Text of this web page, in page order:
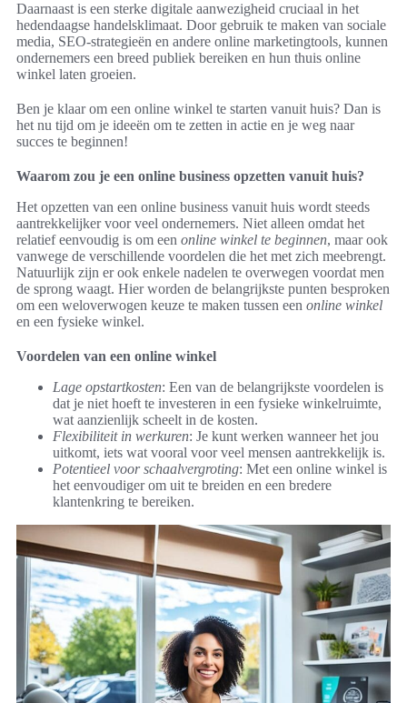
Daarnaast is een sterke digitale aanwezigheid cruciaal in het
hedendaagse handelsklimaat. Door gebruik te maken van sociale
media, SEO-strategieën en andere online marketingtools, kunnen
ondernemers een breed publiek bereiken en hun thuis online
winkel laten groeien.
Ben je klaar om een online winkel te starten vanuit huis? Dan is
het nu tijd om je ideeën om te zetten in actie en je weg naar
succes te beginnen!
Waarom zou je een online business opzetten vanuit huis?
Het opzetten van een online business vanuit huis wordt steeds
aantrekkelijker voor veel ondernemers. Niet alleen omdat het
relatief eenvoudig is om een online winkel te beginnen, maar ook
vanwege de verschillende voordelen die het met zich meebrengt.
Natuurlijk zijn er ook enkele nadelen te overwegen voordat men
de sprong waagt. Hier worden de belangrijkste punten besproken
om een weloverwogen keuze te maken tussen een online winkel
en een fysieke winkel.
Voordelen van een online winkel
Lage opstartkosten: Een van de belangrijkste voordelen is
dat je niet hoeft te investeren in een fysieke winkelruimte,
wat aanzienlijk scheelt in de kosten.
Flexibiliteit in werkuren: Je kunt werken wanneer het jou
uitkomt, iets wat vooral voor veel mensen aantrekkelijk is.
Potentieel voor schaalvergroting: Met een online winkel is
het eenvoudiger om uit te breiden en een bredere
klantenkring te bereiken.